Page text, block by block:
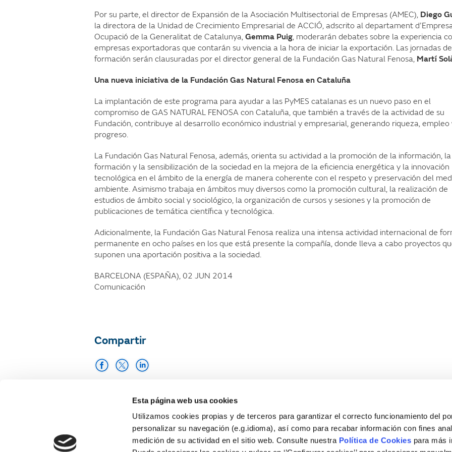
Esta página web usa cookies
Utilizamos cookies propias y de terceros para garantizar el correcto funcionamiento del
personalizar su navegación (e.g.idioma), así como para recabar información con fines
medición de su actividad en el sitio web. Consulte nuestra Política de Cookies para más
Por su parte, el director de Expansión de la Asociación Multisectorial de Empresas (AMEC), Diego
la directora de la Unidad de Crecimiento Empresarial de ACCIÓ, adscrito al departament
Ocupació de la Generalitat de Catalunya, Gemma Puig, moderarán debates sobre la experiencia
empresas exportadoras que contarán su vivencia a la hora de iniciar la exportación. Las jornadas de
formación serán clausuradas por el director general de la Fundación Gas Natural Fenosa, Martí
Una nueva iniciativa de la Fundación Gas Natural Fenosa en Cataluña
La implantación de este programa para ayudar a las PyMES catalanas es un nuevo paso en el
compromiso de GAS NATURAL FENOSA con Cataluña, que también a través de la actividad de su
Fundación, contribuye al desarrollo económico industrial y empresarial, generando riqueza, empleo
progreso.
La Fundación Gas Natural Fenosa, además, orienta su actividad a la promoción de la información, la
formación y la sensibilización de la sociedad en la mejora de la eficiencia energética y la innovación
tecnológica en el ámbito de la energía de manera coherente con el respeto y preservación del
ambiente. Asimismo trabaja en ámbitos muy diversos como la promoción cultural, la realización de
estudios de ámbito social y sociológico, la organización de cursos y sesiones y la promoción de
publicaciones de temática científica y tecnológica.
Adicionalmente, la Fundación Gas Natural Fenosa realiza una intensa actividad internacional de
permanente en ocho países en los que está presente la compañía, donde lleva a cabo proyectos
suponen una aportación positiva a la sociedad.
BARCELONA (ESPAÑA), 02 JUN 2014
Comunicación
Compartir
Imprimir